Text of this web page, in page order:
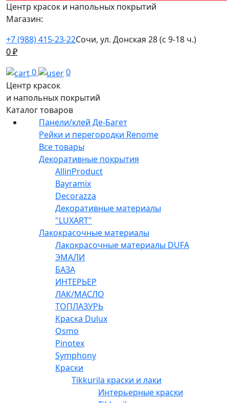
Центр красок и напольных покрытий
Магазин:
+7 (988) 415-23-22Сочи, ул. Донская 28 (с 9-18 ч.)
0₽
0
0
Центр красок
и напольных покрытий
Каталог товаров
Панели/клей Де-Багет
Рейки и перегородки Renome
Все товары
Декоративные покрытия
AllinProduct
Bayramix
Decorazza
Декоративные материалы
"LUXART"
Лакокрасочные материалы
Лакокрасочные материалы DUFA
ЭМАЛИ
БАЗА
ИНТЕРЬЕР
ЛАК/МАСЛО
ТОПЛАЗУРЬ
Краска Dulux
Osmo
Pinotex
Symphony
Краски
Tikkurila краски и лаки
Интерьерные краски